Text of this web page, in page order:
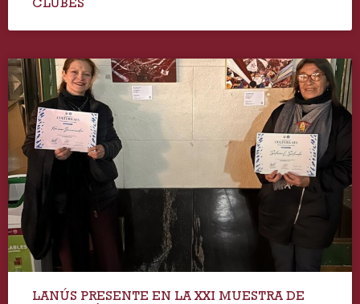
LANÚS PRESENTE EN LA XXI MUESTRA DE